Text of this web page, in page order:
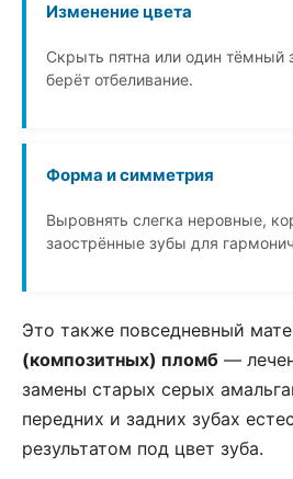
Изменение цвета
Скрыть пятна или один тёмный
берёт отбеливание.
Форма и симметрия
Выровнять слегка неровные,
заострённые зубы для
Это также повседневный
(композитных) пломб —
замены старых серых
передних и задних зубах
результатом под цвет зуба.